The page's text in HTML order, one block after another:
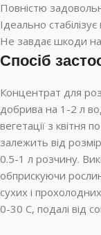
Повністю
Ідеально
Не завдає шкоди
Спосіб
Концентрат для
добрива на 1-2 л
вегетації з
залежить від
0.5-1 л розчину.
обприскуючи
сухих і
0-30 С, подалі від